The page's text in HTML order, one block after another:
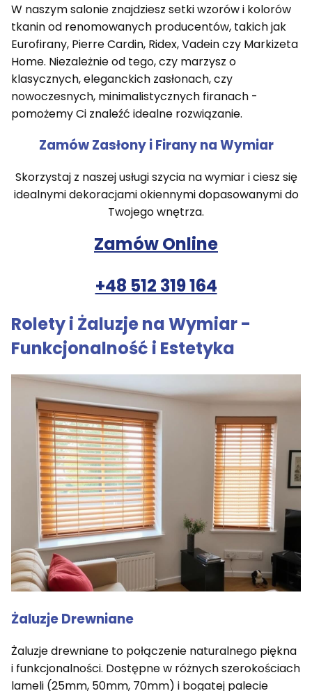
W naszym salonie znajdziesz setki wzorów i kolorów
tkanin od renomowanych producentów, takich jak
Eurofirany, Pierre Cardin, Ridex, Vadein czy Markizeta
Home. Niezależnie od tego, czy marzysz o
klasycznych, eleganckich zasłonach, czy
nowoczesnych, minimalistycznych firanach -
pomożemy Ci znaleźć idealne rozwiązanie.
Zamów Zasłony i Firany na Wymiar
Skorzystaj z naszej usługi szycia na wymiar i ciesz się
idealnymi dekoracjami okiennymi dopasowanymi do
Twojego wnętrza.
Zamów Online
+48 512 319 164
Rolety i Żaluzje na Wymiar -
Funkcjonalność i Estetyka
Żaluzje Drewniane
Żaluzje drewniane to połączenie naturalnego piękna
i funkcjonalności. Dostępne w różnych szerokościach
lameli (25mm, 50mm, 70mm) i bogatej palecie